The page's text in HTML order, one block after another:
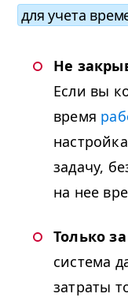
для учета
Не
Если вы
время
задачу,
на нее
Только
система
затраты